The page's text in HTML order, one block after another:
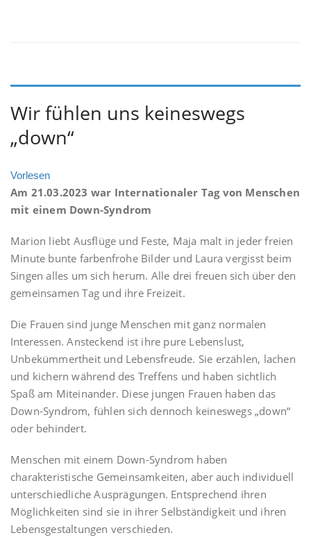
Wir fühlen uns keineswegs
„down“
Vorlesen
Am 21.03.2023 war Internationaler Tag von Menschen
mit einem Down-Syndrom
Marion liebt Ausflüge und Feste, Maja malt in jeder freien
Minute bunte farbenfrohe Bilder und Laura vergisst beim
Singen alles um sich herum. Alle drei freuen sich über den
gemeinsamen Tag und ihre Freizeit.
Die Frauen sind junge Menschen mit ganz normalen
Interessen. Ansteckend ist ihre pure Lebenslust,
Unbekümmertheit und Lebensfreude. Sie erzählen, lachen
und kichern während des Treffens und haben sichtlich
Spaß am Miteinander. Diese jungen Frauen haben das
Down-Syndrom, fühlen sich dennoch keineswegs „down“
oder behindert.
Menschen mit einem Down-Syndrom haben
charakteristische Gemeinsamkeiten, aber auch individuell
unterschiedliche Ausprägungen. Entsprechend ihren
Möglichkeiten sind sie in ihrer Selbständigkeit und ihren
Lebensgestaltungen verschieden.